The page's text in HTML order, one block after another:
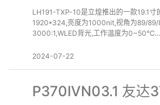
LH191-TXP-10是立煌推出的一款19.1寸
1920*324,亮度为1000nit,视角为89/89/
3000:1,WLED背光,工作温度为0~50℃...
2024-07-22
P370IVN03.1 友达